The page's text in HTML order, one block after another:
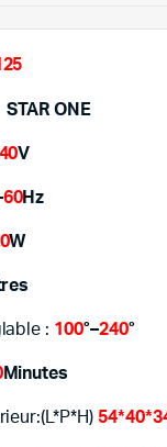
STAR ONE
V
60Hz
W
: 100°–240°
Minutes